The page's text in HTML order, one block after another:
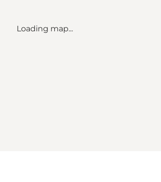
Loading map...